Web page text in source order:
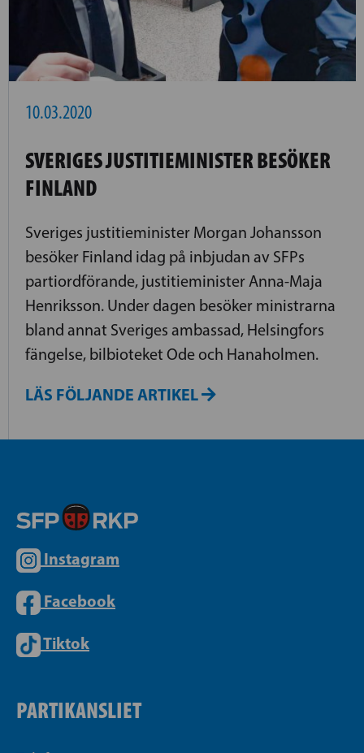
10.03.2020
SVERIGES JUSTITIEMINISTER BESÖKER
FINLAND
Sveriges justitieminister Morgan Johansson
besöker Finland idag på inbjudan av SFPs
partiordförande, justitieminister Anna-Maja
Henriksson. Under dagen besöker ministrarna
bland annat Sveriges ambassad, Helsingfors
fängelse, bilbioteket Ode och Hanaholmen.
LÄS FÖLJANDE ARTIKEL
Instagram
Facebook
Tiktok
PARTIKANSLIET